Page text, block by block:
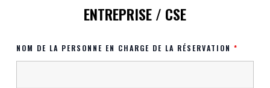
ENTREPRISE / CSE
NOM DE LA PERSONNE EN CHARGE DE LA RÉSERVATION*